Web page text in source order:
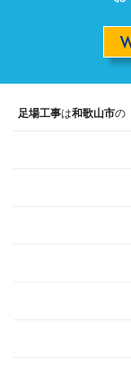
足場工事は和歌山市の